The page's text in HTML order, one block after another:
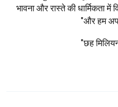
भावना और रास्ते की धार्मिकता
और हम